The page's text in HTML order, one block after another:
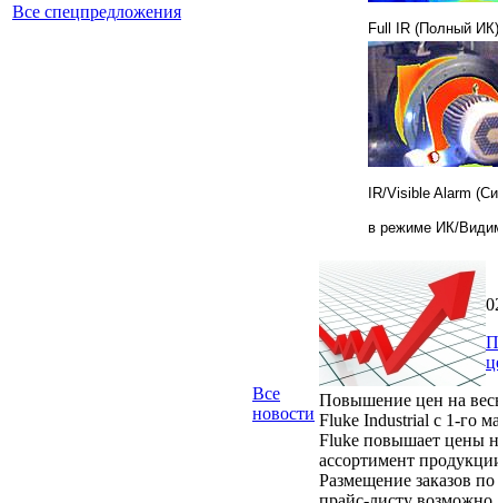
Все спецпредложения
Full IR (Полный ИК)
IR/Visible Alarm
в режиме ИК/
Все
новости
Повышение цен на
Fluke Industrial с 1-го
Fluke повышает цены
ассортимент
Размещение заказов